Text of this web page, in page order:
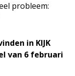
probleem:
in KIJK
van 6 februari